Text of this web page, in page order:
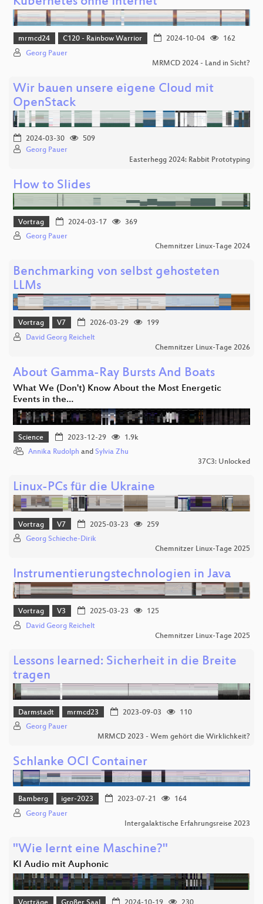
mrmcd24 C120 - Rainbow Warrior 2024-10-04
162
Georg Pauer
MRMCD 2024 - Land in Sicht?
Wir bauen unsere eigene Cloud mit
OpenStack
2024-03-30
509
Georg Pauer
Easterhegg 2024: Rabbit Prototyping
How to Slides
Vortrag 2024-03-17
369
Georg Pauer
Chemnitzer Linux-Tage 2024
Benchmarking von selbst gehosteten
LLMs
Vortrag V7 2026-03-29
199
David Georg Reichelt
Chemnitzer Linux-Tage 2026
About Gamma-Ray Bursts And Boats
What We (Don't) Know About the Most Energetic
Events in the…
Science 2023-12-29
1.9k
Annika Rudolph and Sylvia Zhu
37C3: Unlocked
Linux-PCs für die Ukraine
Vortrag V7 2025-03-23
259
Georg Schieche-Dirik
Chemnitzer Linux-Tage 2025
Instrumentierungstechnologien in Java
Vortrag V3 2025-03-23
125
David Georg Reichelt
Chemnitzer Linux-Tage 2025
Lessons learned: Sicherheit in die Breite
tragen
Darmstadt mrmcd23 2023-09-03
110
Georg Pauer
MRMCD 2023 - Wem gehört die Wirklichkeit?
Schlanke OCI Container
Bamberg iger-2023 2023-07-21
164
Georg Pauer
Intergalaktische Erfahrungsreise 2023
"Wie lernt eine Maschine?"
KI Audio mit Auphonic